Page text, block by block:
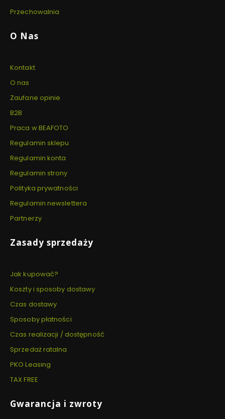
Przechowalnia
O Nas
Kontakt
O nas
Zaufane opinie
B2B
Praca w BEAFOTO
Regulamin sklepu
Regulamin konta
Regulamin strony
Polityka prywatności
Regulamin newslettera
Partnerzy
Zasady sprzedaży
Jak kupować?
Koszty i sposoby dostawy
Czas dostawy
Sposoby płatności
Czas realizacji / dostępność
Sprzedaż ratalna
PKO Leasing
TAX FREE
Gwarancja i zwroty